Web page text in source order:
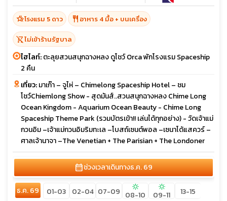
hotel_classโรงแรม 5 ดาว restaurant อาหาร 4 มื้อ + บนเครื่อง
shopping_cart_offไม่เข้าร้านรัฐบาล
ไฮไลท์:ตะลุยสวนสนุกฉางหลง ดูโชว์ Orca พักโรงแรม Spaceship
2 คืน
เที่ยว:มาเก๊า – จูไห่ – Chimelong Spaceship Hotel – ชม
โชว์Chiemlong Show - สุดมันส์..สวนสนุกฉางหลง Chime Long
Ocean Kingdom - Aquarium Ocean Beauty - Chime Long
Spaceship Theme Park (รวมบัตรเข้า!! เล่นได้ทุกอย่าง) - วัดเจ้าแม่
กวนอิม –เจ้าแม่กวนอิมริมทะเล –โบสถ์เซนต์พอล –เซนาโด้แสควร์ –
ศาลเจ้านาจา –The Venetian + The Parisian + The Londoner
calendar_monthช่วงเวลาเดินทางธ.ค. 69
ธ.ค. 69 01-03 02-04 07-09 sunny
08-10
sunny
09-11 13-15